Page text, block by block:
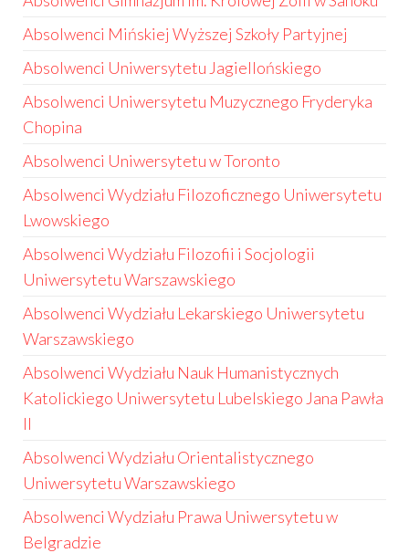
Absolwenci Mińskiej Wyższej Szkoły Partyjnej
Absolwenci Uniwersytetu Jagiellońskiego
Absolwenci Uniwersytetu Muzycznego Fryderyka
Chopina
Absolwenci Uniwersytetu w Toronto
Absolwenci Wydziału Filozoficznego Uniwersytetu
Lwowskiego
Absolwenci Wydziału Filozofii i Socjologii
Uniwersytetu Warszawskiego
Absolwenci Wydziału Lekarskiego Uniwersytetu
Warszawskiego
Absolwenci Wydziału Nauk Humanistycznych
Katolickiego Uniwersytetu Lubelskiego Jana Pawła
II
Absolwenci Wydziału Orientalistycznego
Uniwersytetu Warszawskiego
Absolwenci Wydziału Prawa Uniwersytetu w
Belgradzie